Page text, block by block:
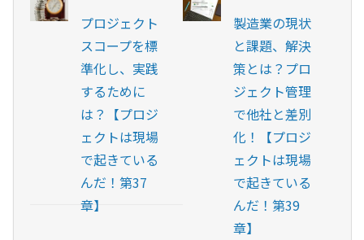
プロジェクト
スコープを標
準化し、実践
するために
は？【プロジ
ェクトは現場
で起きている
んだ！第37
章】
製造業の現状
と課題、解決
策とは？プロ
ジェクト管理
で他社と差別
化！【プロジ
ェクトは現場
で起きている
んだ！第39
章】